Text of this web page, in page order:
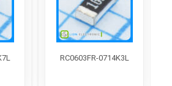
RC0603FR-0714K3L